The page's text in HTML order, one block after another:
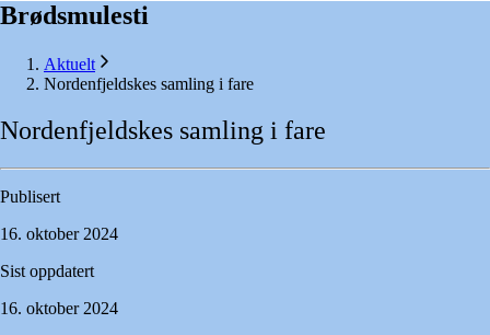
Brødsmulesti
Aktuelt
Nordenfjeldskes samling i fare
Nordenfjeldskes samling i fare
Publisert
16. oktober 2024
Sist oppdatert
16. oktober 2024